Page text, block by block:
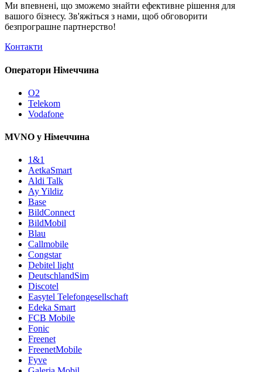
Ми впевнені, що зможемо знайти ефективне рішення для
вашого бізнесу. Зв'яжіться з нами, щоб обговорити
безпрограшне партнерство!
Контакти
Оператори Німеччина
O2
Telekom
Vodafone
MVNO у Німеччина
1&1
AetkaSmart
Aldi Talk
Ay Yildiz
Base
BildConnect
BildMobil
Blau
Callmobile
Congstar
Debitel light
DeutschlandSim
Discotel
Easytel Telefongesellschaft
Edeka Smart
FCB Mobile
Fonic
Freenet
FreenetMobile
Fyve